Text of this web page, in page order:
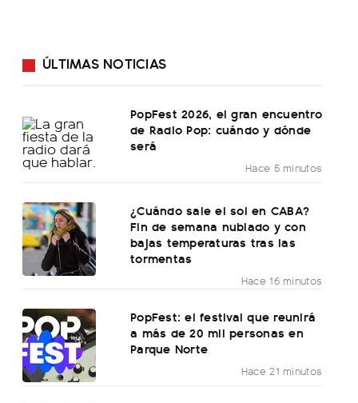
ÚLTIMAS NOTICIAS
PopFest 2026, el gran encuentro
de Radio Pop: cuándo y dónde
será
Hace 5 minutos
¿Cuándo sale el sol en CABA?
Fin de semana nublado y con
bajas temperaturas tras las
tormentas
Hace 16 minutos
PopFest: el festival que reunirá
a más de 20 mil personas en
Parque Norte
Hace 21 minutos